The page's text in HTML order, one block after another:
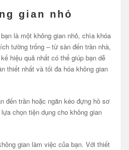
gian nhỏ
là một không gian nhỏ, chìa khóa
tường trống – từ sàn đến trần nhà,
hiệu quả nhất có thể giúp bạn dễ
thiết nhất và tối đa hóa không gian
đến trần hoặc ngăn kéo đựng hồ sơ
chọn tiện dụng cho không gian
gian làm việc của bạn. Với thiết